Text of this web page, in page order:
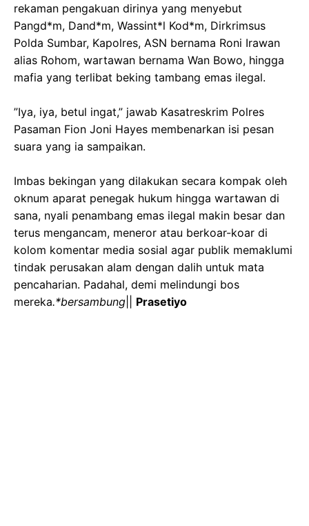
rekaman pengakuan dirinya yang menyebut
Pangd*m, Dand*m, Wassint*l Kod*m, Dirkrimsus
Polda Sumbar, Kapolres, ASN bernama Roni Irawan
alias Rohom, wartawan bernama Wan Bowo, hingga
mafia yang terlibat beking tambang emas ilegal.
‎”Iya, iya, betul ingat,” jawab Kasatreskrim Polres
Pasaman Fion Joni Hayes membenarkan isi pesan
suara yang ia sampaikan.
‎Imbas bekingan yang dilakukan secara kompak oleh
oknum aparat penegak hukum hingga wartawan di
sana, nyali penambang emas ilegal makin besar dan
terus mengancam, meneror atau berkoar-koar di
kolom komentar media sosial agar publik memaklumi
tindak perusakan alam dengan dalih untuk mata
pencaharian. Padahal, demi melindungi bos
mereka.*bersambung Prasetiyo